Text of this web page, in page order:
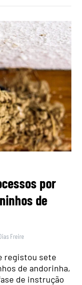
por
de
Freire
registou sete
de andorinha,
de instrução